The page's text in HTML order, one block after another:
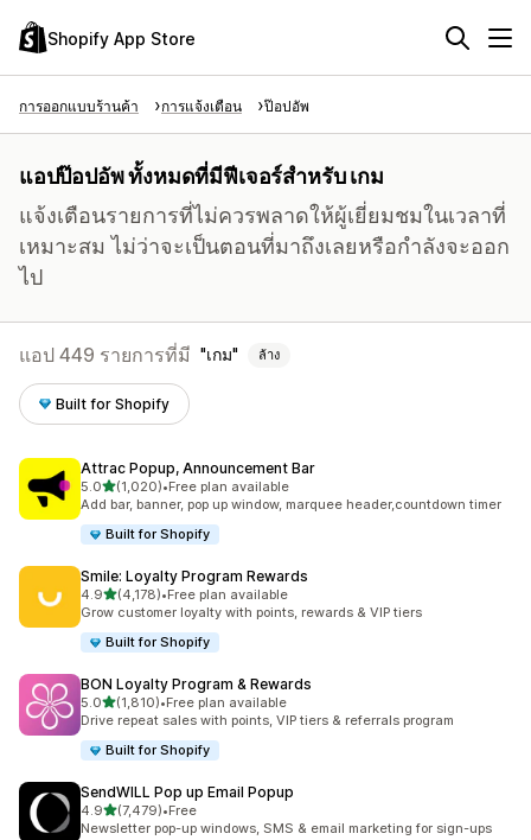
Shopify App Store
การออกแบบร้านค้า การแจ้งเตือน ป๊อปอัพ
แอปป๊อปอัพ ทั้งหมดที่มีฟีเจอร์สำหรับ เกม
แจ้งเตือนรายการที่ไม่ควรพลาดให้ผู้เยี่ยมชมในเวลาที่
เหมาะสม ไม่ว่าจะเป็นตอนที่มาถึงเลยหรือกำลังจะออก
ไป
แอป 449 รายการที่มี เกม ล้าง
Built for Shopify
Attrac Popup, Announcement Bar
5.0เต็ม 5 ดาว
(1,020)
ทั้งหมด 1020 รีวิว
•Free plan available
Add bar, banner, pop up window, marquee header,countdown timer
Built for Shopify
Smile: Loyalty Program Rewards
4.9เต็ม 5 ดาว
(4,178)
ทั้งหมด 4178 รีวิว
•Free plan available
Grow customer loyalty with points, rewards & VIP tiers
Built for Shopify
BON Loyalty Program & Rewards
5.0เต็ม 5 ดาว
(1,810)
ทั้งหมด 1810 รีวิว
•Free plan available
Drive repeat sales with points, VIP tiers & referrals program
Built for Shopify
SendWILL Pop up Email Popup
4.9เต็ม 5 ดาว
(7,479)
ทั้งหมด 7479 รีวิว
•Free
Newsletter pop-up windows, SMS & email marketing for sign-ups